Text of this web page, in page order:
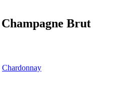
Brut
Chardonnay